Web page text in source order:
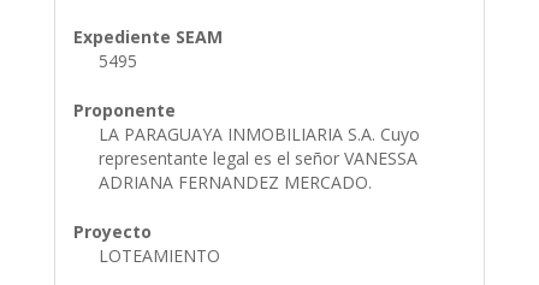
Expediente SEAM
5495
Proponente
LA PARAGUAYA INMOBILIARIA S.A. Cuyo
representante legal es el señor VANESSA
ADRIANA FERNANDEZ MERCADO.
Proyecto
LOTEAMIENTO